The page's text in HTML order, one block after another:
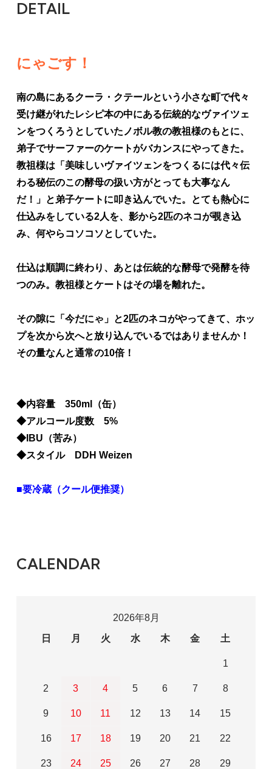
DETAIL
にゃごす！
南の島にあるクーラ・クテールという小さな町で代々
受け継がれたレシピ本の中にある伝統的なヴァイツェ
ンをつくろうとしていたノボル教の教祖様のもとに、
弟子でサーファーのケートがバカンスにやってきた。
教祖様は「美味しいヴァイツェンをつくるには代々伝
わる秘伝のこの酵母の扱い方がとっても大事なん
だ！」と弟子ケートに叩き込んでいた。とても熱心に
仕込みをしている2人を、影から2匹のネコが覗き込
み、何やらコソコソとしていた。
仕込は順調に終わり、あとは伝統的な酵母で発酵を待
つのみ。教祖様とケートはその場を離れた。
その隙に「今だにゃ」と2匹のネコがやってきて、ホッ
プを次から次へと放り込んでいるではありませんか！
その量なんと通常の10倍！
◆内容量 350ml（缶）
◆アルコール度数 5%
◆IBU（苦み）
◆スタイル DDH Weizen
■要冷蔵（クール便推奨）
CALENDAR
2026年8月
日
月 火 水 木 金 土
1
2 3 4 5 6 7 8
9 10 11 12 13 14 15
16 17 18 19 20 21 22
23 24 25 26 27 28 29